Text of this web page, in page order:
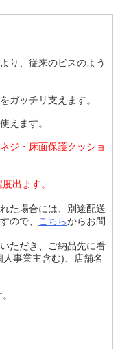
り、従来のビスのよう
ガッチリ支えます。
えます。
ジ・床面保護クッショ
出ます。
た場合には、別途配送
ので、
こちらからお問
ただき、ご納品先に看
事業主含む)、店舗名